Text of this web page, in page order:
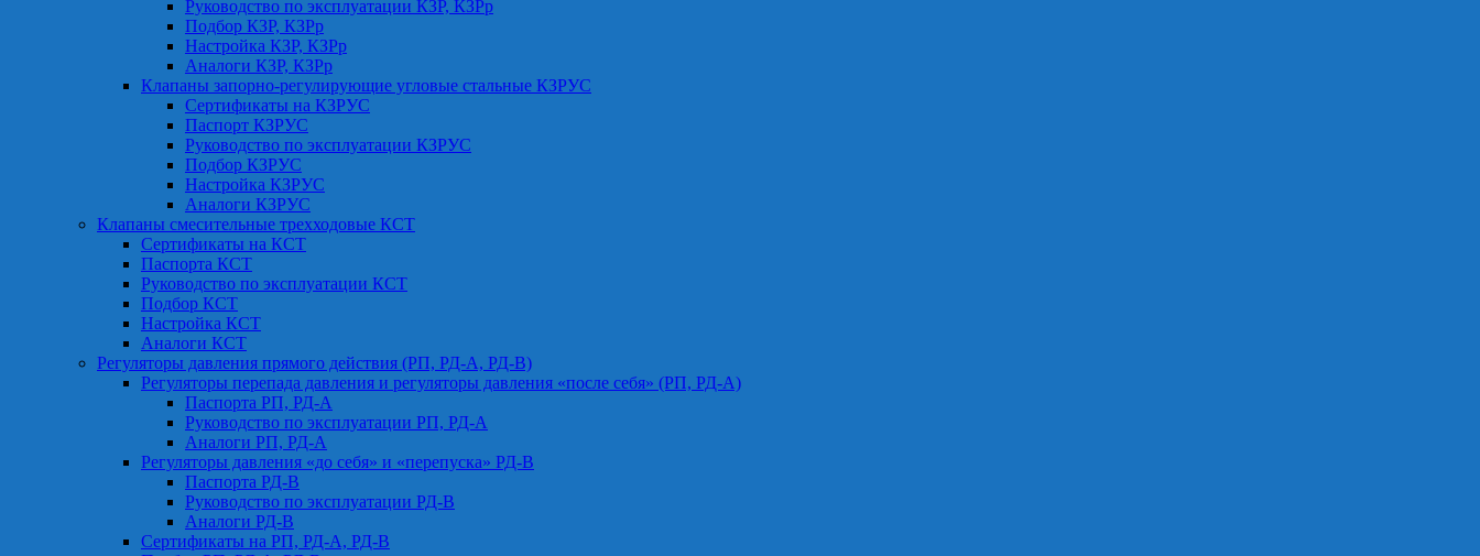
Руководство по эксплуатации КЗР, КЗРр
Подбор КЗР, КЗРр
Настройка КЗР, КЗРр
Аналоги КЗР, КЗРр
Клапаны запорно-регулирующие угловые стальные КЗРУС
Сертификаты на КЗРУС
Паспорт КЗРУС
Руководство по эксплуатации КЗРУС
Подбор КЗРУС
Настройка КЗРУС
Аналоги КЗРУС
Клапаны смесительные трехходовые КСТ
Сертификаты на КСТ
Паспорта КСТ
Руководство по эксплуатации КСТ
Подбор КСТ
Настройка КСТ
Аналоги КСТ
Регуляторы давления прямого действия (РП, РД-А, РД-В)
Регуляторы перепада давления и регуляторы давления «после себя» (РП, РД-А)
Паспорта РП, РД-А
Руководство по эксплуатации РП, РД-А
Аналоги РП, РД-А
Регуляторы давления «до себя» и «перепуска» РД-В
Паспорта РД-В
Руководство по эксплуатации РД-В
Аналоги РД-В
Сертификаты на РП, РД-А, РД-В